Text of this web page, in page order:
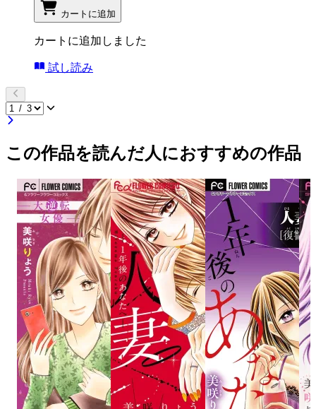
カートに追加
カートに追加しました
試し読み
この作品を読んだ人におすすめの作品